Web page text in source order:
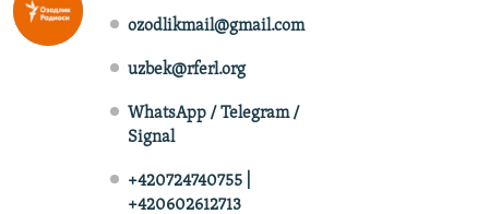
ozodlikmail@gmail.com
uzbek@rferl.org
WhatsApp / Telegram /
Signal
+420724740755 |
+420602612713